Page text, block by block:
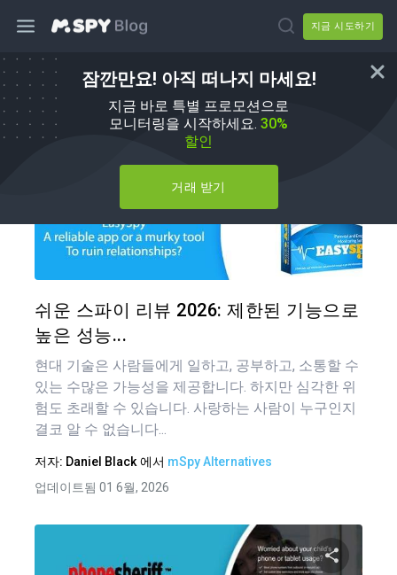
지금 시도하기
잠깐만요! 아직 떠나지 마세요!
지금 바로 특별 프로모션으로
모니터링을 시작하세요. 30%
할인
거래 받기
mSpy 대체품
쉬운 스파이 리뷰 2026: 제한된 기능으로
높은 성능...
현대 기술은 사람들에게 일하고, 공부하고, 소통할 수
있는 수많은 가능성을 제공합니다. 하지만 심각한 위
험도 초래할 수 있습니다. 사랑하는 사람이 누구인지
결코 알 수 없습니다...
저자: Daniel Black 에서 mSpy Alternatives
업데이트됨 01 6월, 2026